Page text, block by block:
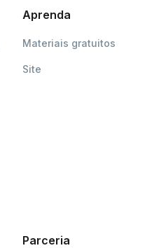
Aprenda
Materiais gratuitos
Site
Parceria